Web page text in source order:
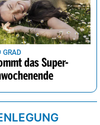
GRAD
das Super-